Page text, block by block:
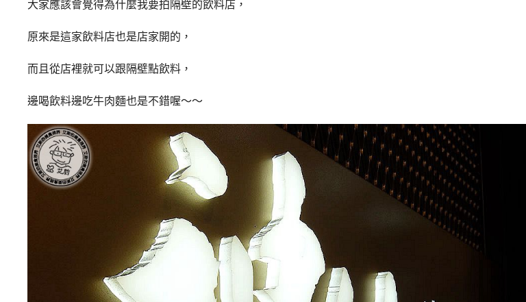
大家應該會覺得為什麼我要拍隔壁的飲料店，
原來是這家飲料店也是店家開的，
而且從店裡就可以跟隔壁點飲料，
邊喝飲料邊吃牛肉麵也是不錯喔～～